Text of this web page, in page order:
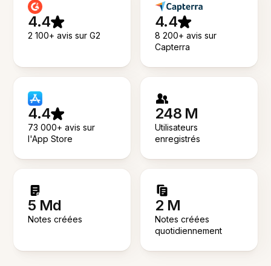
4.4
2 100+ avis sur G2
4.4
8 200+ avis sur
Capterra
4.4
73 000+ avis sur
l'App Store
248 M
Utilisateurs
enregistrés
5 Md
Notes créées
2 M
Notes créées
quotidiennement